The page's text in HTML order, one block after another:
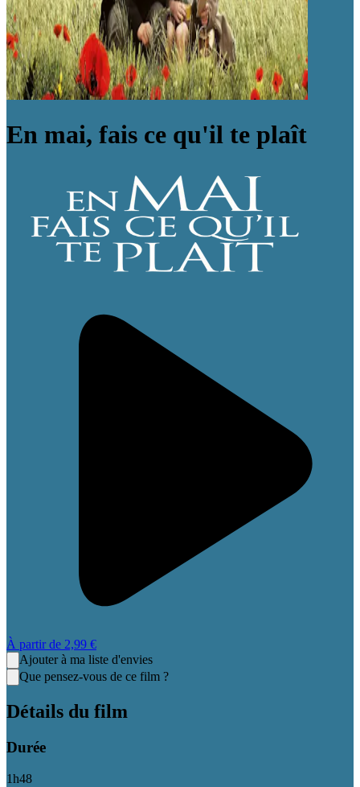
En mai, fais ce qu'il te plaît
À partir de 2,99 €
Ajouter à ma liste d'envies
Que pensez-vous de ce film ?
Détails du film
Durée
1h48